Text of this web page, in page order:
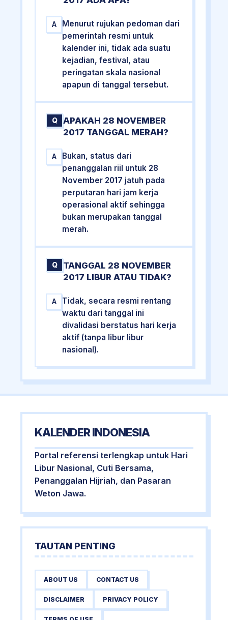
A
Menurut rujukan pedoman dari
pemerintah resmi untuk
kalender ini, tidak ada suatu
kejadian, festival, atau
peringatan skala nasional
apapun di tanggal tersebut.
Q
APAKAH 28 NOVEMBER
2017 TANGGAL MERAH?
A
Bukan, status dari
penanggalan riil untuk 28
November 2017 jatuh pada
perputaran hari jam kerja
operasional aktif sehingga
bukan merupakan tanggal
merah.
Q
TANGGAL 28 NOVEMBER
2017 LIBUR ATAU TIDAK?
A
Tidak, secara resmi rentang
waktu dari tanggal ini
divalidasi berstatus hari kerja
aktif (tanpa libur libur
nasional).
KALENDER INDONESIA
Portal referensi terlengkap untuk Hari
Libur Nasional, Cuti Bersama,
Penanggalan Hijriah, dan Pasaran
Weton Jawa.
TAUTAN PENTING
ABOUT US CONTACT US
DISCLAIMER PRIVACY POLICY